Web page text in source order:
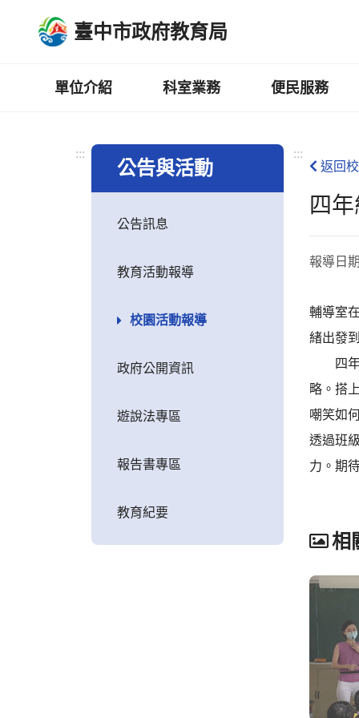
臺中市政府教育局
單位介紹 科室業務 便民服務
:::
公告與活動
公告訊息
教育活動報導
校園活動報導
政府公開資訊
遊說法專區
報告書專區
教育紀要
:::
返回
四
報導日
輔導室
緒出發
四年級
略。搭
嘲笑如
透過班
力。期
相